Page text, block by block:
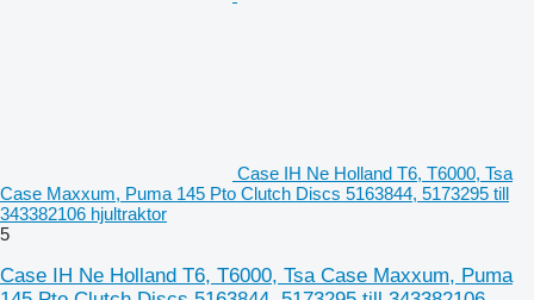
Case IH Ne Holland T6, T6000, Tsa
Case Maxxum, Puma 145 Pto Clutch Discs 5163844, 5173295 till
343382106 hjultraktor
5
Case IH Ne Holland T6, T6000, Tsa Case Maxxum, Puma